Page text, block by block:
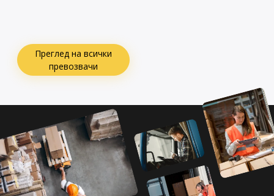
Преглед на всички
превозвачи